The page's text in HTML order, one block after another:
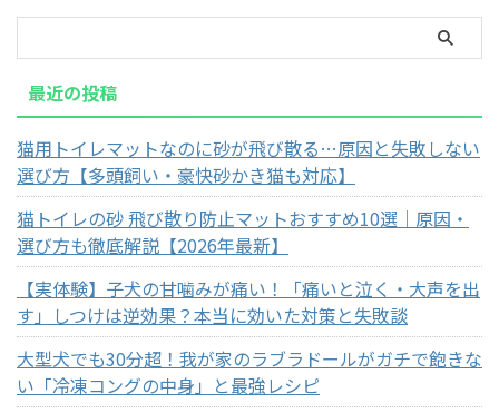
最近の投稿
猫用トイレマットなのに砂が飛び散る…原因と失敗しない
選び方【多頭飼い・豪快砂かき猫も対応】
猫トイレの砂 飛び散り防止マットおすすめ10選｜原因・
選び方も徹底解説【2026年最新】
【実体験】子犬の甘噛みが痛い！「痛いと泣く・大声を出
す」しつけは逆効果？本当に効いた対策と失敗談
大型犬でも30分超！我が家のラブラドールがガチで飽きな
い「冷凍コングの中身」と最強レシピ